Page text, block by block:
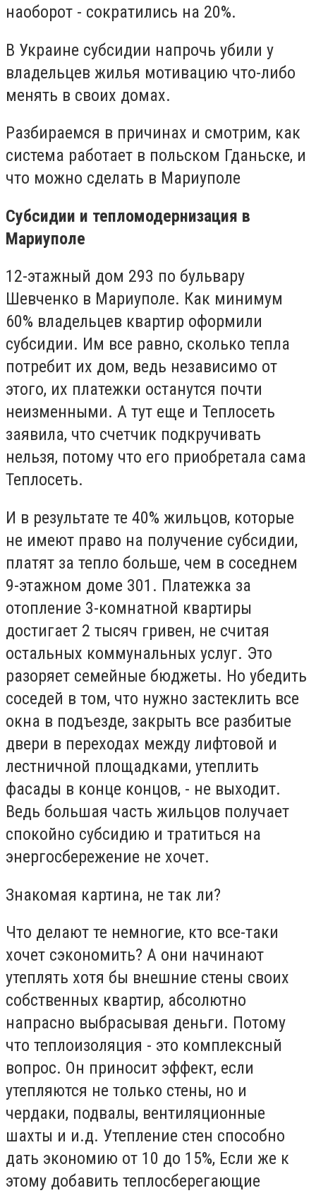
наоборот - сократились на 20%.
В Украине субсидии напрочь убили у
владельцев жилья мотивацию что-либо
менять в своих домах.
Разбираемся в причинах и смотрим, как
система работает в польском Гданьске, и
что можно сделать в Мариуполе
Субсидии и тепломодернизация в
Мариуполе
12-этажный дом 293 по бульвару
Шевченко в Мариуполе. Как минимум
60% владельцев квартир оформили
субсидии. Им все равно, сколько тепла
потребит их дом, ведь независимо от
этого, их платежки останутся почти
неизменными. А тут еще и Теплосеть
заявила, что счетчик подкручивать
нельзя, потому что его приобретала сама
Теплосеть.
И в результате те 40% жильцов, которые
не имеют право на получение субсидии,
платят за тепло больше, чем в соседнем
9-этажном доме 301. Платежка за
отопление 3-комнатной квартиры
достигает 2 тысяч гривен, не считая
остальных коммунальных услуг. Это
разоряет семейные бюджеты. Но убедить
соседей в том, что нужно застеклить все
окна в подъезде, закрыть все разбитые
двери в переходах между лифтовой и
лестничной площадками, утеплить
фасады в конце концов, - не выходит.
Ведь большая часть жильцов получает
спокойно субсидию и тратиться на
энергосбережение не хочет.
Знакомая картина, не так ли?
Что делают те немногие, кто все-таки
хочет сэкономить? А они начинают
утеплять хотя бы внешние стены своих
собственных квартир, абсолютно
напрасно выбрасывая деньги. Потому
что теплоизоляция - это комплексный
вопрос. Он приносит эффект, если
утепляются не только стены, но и
чердаки, подвалы, вентиляционные
шахты и и.д. Утепление стен способно
дать экономию от 10 до 15%, Если же к
этому добавить теплосберегающие